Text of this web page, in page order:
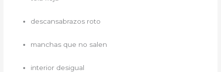
descansabrazos roto
manchas que no salen
interior desigual